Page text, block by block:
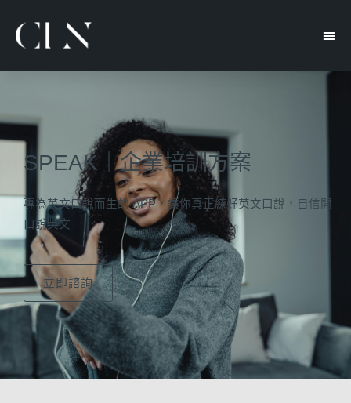
SPEAK｜企業培訓方案
專為英文口說而生的 APP，讓你真正練好英文口說，自信開
口說英文
立即諮詢